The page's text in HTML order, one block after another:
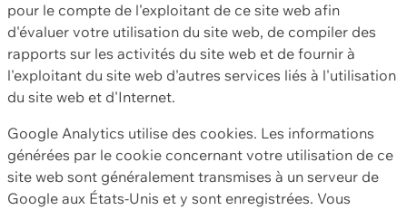
pour le compte de l'exploitant de ce site web afin
d'évaluer votre utilisation du site web, de compiler des
rapports sur les activités du site web et de fournir à
l'exploitant du site web d'autres services liés à l'utilisation
du site web et d'Internet.
Google Analytics utilise des cookies. Les informations
générées par le cookie concernant votre utilisation de ce
site web sont généralement transmises à un serveur de
Google aux États-Unis et y sont enregistrées. Vous